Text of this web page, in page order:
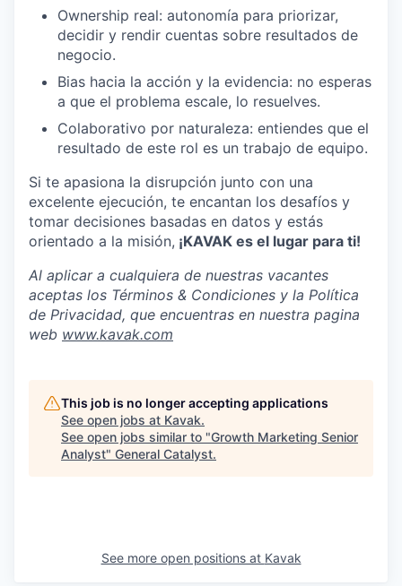
Ownership real: autonomía para priorizar,
decidir y rendir cuentas sobre resultados de
negocio.
Bias hacia la acción y la evidencia: no esperas
a que el problema escale, lo resuelves.
Colaborativo por naturaleza: entiendes que el
resultado de este rol es un trabajo de equipo.
Si te apasiona la disrupción junto con una
excelente ejecución, te encantan los desafíos y
tomar decisiones basadas en datos y estás
orientado a la misión, ¡KAVAK es el lugar para ti!
Al aplicar a cualquiera de nuestras vacantes
aceptas los Términos & Condiciones y la Política
de Privacidad, que encuentras en nuestra pagina
web www.kavak.com
This job is no longer accepting applications
See open jobs at Kavak.
See open jobs similar to "Growth Marketing Senior
Analyst" General Catalyst.
See more open positions at Kavak